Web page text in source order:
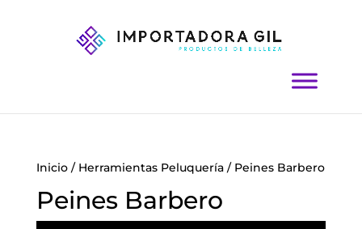
Inicio/ Herramientas Peluquería/ Peines Barbero
Peines Barbero